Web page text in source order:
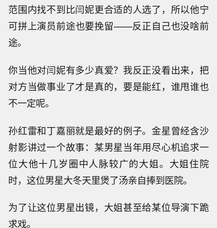
范围内找不到比闫妮更合适的人选了，所以他宁
可拼上演员前途也要挽留——反正自己也没啥前
途。
你当他对闫妮有多少真爱？我反正没看出来，把
对方当做事业了才是真的，要是能红，谁甩谁也
不一定呢。
孙红雷和丁嘉丽就是最好的例子。金星曾经含沙
射影讲过一个故事：某男星当年用尽心机追求一
位大他十几岁圈中人脉较广的大姐。大姐住院
时，这位男星大冬天里煲了汤亲自捧到医院。
为了让这位男星出镜，大姐甚至给某位导演下跪
求戏。